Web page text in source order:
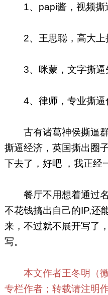
1、papi酱，视频撕
2、王思聪，高大上
3、咪蒙，文字撕逼
4、律师，专业撕逼
古有诸葛神侯撕逼群
撕逼经济，英国撕出圈
下去了，好吧 ，我正经
餐厅不用想着通过名
不花钱搞出自己的IP,还
来，不过就不展开写了
写。
本文作者王冬明（
专栏作者；转载请注明